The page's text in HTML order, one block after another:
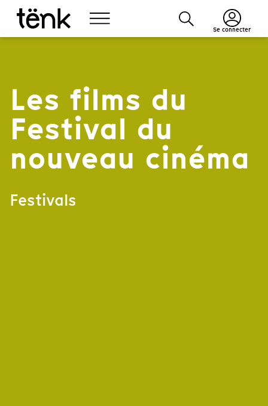
Se connecter
Les films du
Festival du
nouveau cinéma
Festivals